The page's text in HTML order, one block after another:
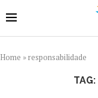
Home »responsabilidade
TAG: